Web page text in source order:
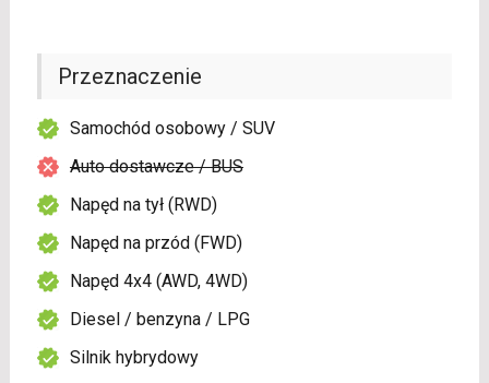
Przeznaczenie
Samochód osobowy / SUV
Auto dostawcze / BUS
Napęd na tył (RWD)
Napęd na przód (FWD)
Napęd 4x4 (AWD, 4WD)
Diesel / benzyna / LPG
Silnik hybrydowy